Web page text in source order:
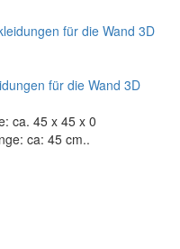
für die Wand 3D
ca. 45 x 45 x 0
ca: 45 cm..